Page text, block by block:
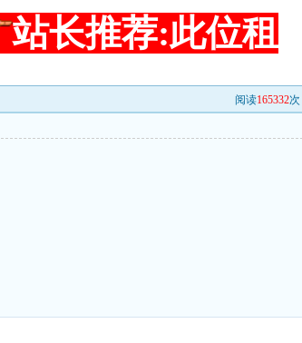
站长推荐:此位租
阅读165332次 |